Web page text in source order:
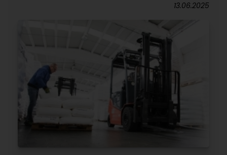
13.06.2025